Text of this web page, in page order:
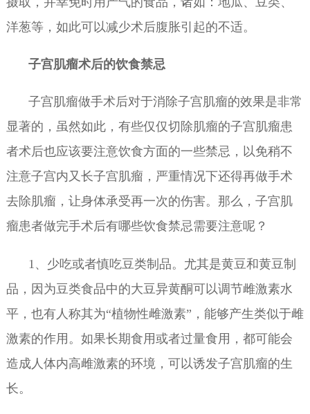
洋葱等，如此可以减少术后腹胀引起的不适。
子宫肌瘤术后的饮食禁忌
子宫肌瘤做手术后对于消除子宫肌瘤的效果是非常
显著的，虽然如此，有些仅仅切除肌瘤的子宫肌瘤患
者术后也应该要注意饮食方面的一些禁忌，以免稍不
注意子宫内又长子宫肌瘤，严重情况下还得再做手术
去除肌瘤，让身体承受再一次的伤害。那么，子宫肌
瘤患者做完手术后有哪些饮食禁忌需要注意呢？
1、少吃或者慎吃豆类制品。尤其是黄豆和黄豆制
品，因为豆类食品中的大豆异黄酮可以调节雌激素水
平，也有人称其为“植物性雌激素”，能够产生类似于雌
激素的作用。如果长期食用或者过量食用，都可能会
造成人体内高雌激素的环境，可以诱发子宫肌瘤的生
长。